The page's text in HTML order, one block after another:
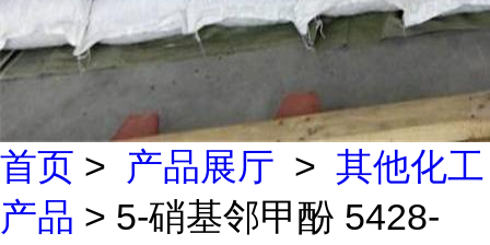
首页 > 产品展厅 > 其他化工
产品 > 5-硝基邻甲酚 5428-